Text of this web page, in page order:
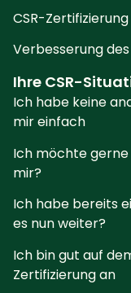
CSR-Zertifizierung
Verbesserung
Ihre CSR-
Ich habe keine
mir einfach
Ich möchte
mir?
Ich habe bereits
es nun weiter?
Ich bin gut auf
Zertifizierung an